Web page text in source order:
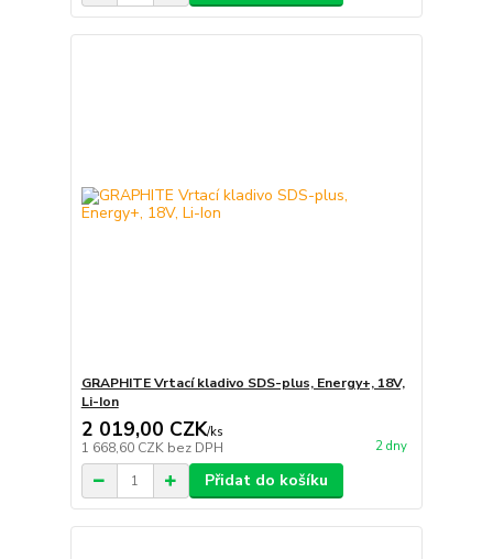
GRAPHITE Vrtací kladivo SDS-plus, Energy+, 18V,
Li-Ion
2 019,00 CZK/ks
1 668,60 CZK bez DPH 2 dny
Přidat do košíku